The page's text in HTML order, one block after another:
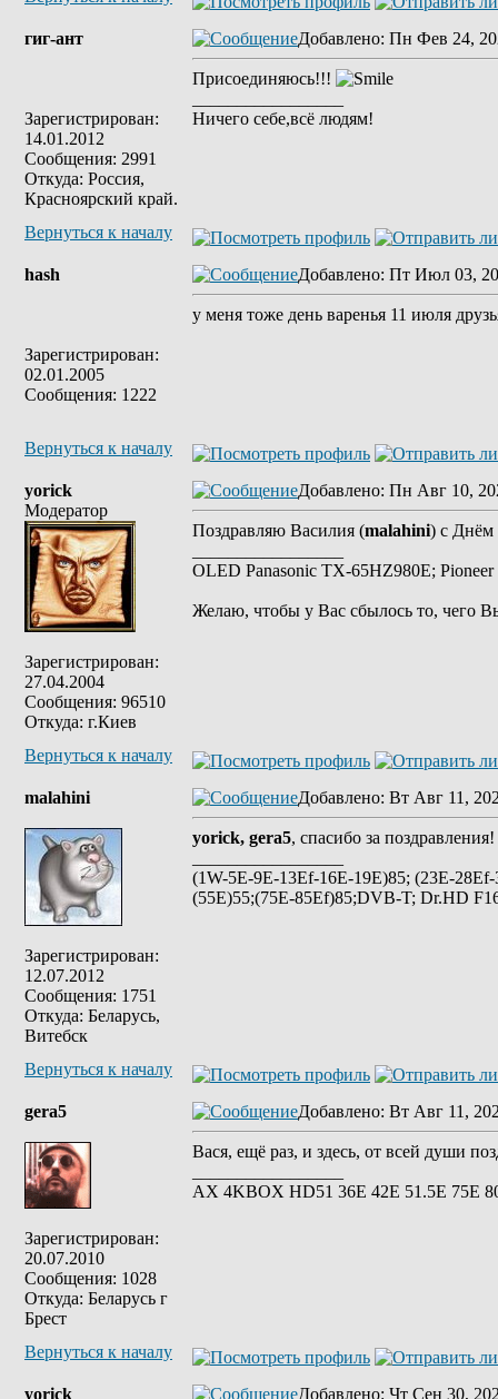
гиг-ант
Зарегистрирован:
14.01.2012
Сообщения: 2991
Откуда: Россия,
Красноярский край.
Добавлено: Пн Фев 24,
Присоединяюсь!!!
Ничего себе,всё людям!
Вернуться к началу
hash
Зарегистрирован:
02.01.2005
Сообщения: 1222
Добавлено: Пт Июл 03,
у меня тоже день варенья 11 июля
Вернуться к началу
yorick
Модератор
Зарегистрирован:
27.04.2004
Сообщения: 96510
Откуда: г.Киев
Добавлено: Пн Авг 10,
Поздравляю Василия (malahini) с Днём
OLED Panasonic TX-65HZ980E;
Желаю, чтобы у Вас сбылось то, чего
Вернуться к началу
malahini
Зарегистрирован:
12.07.2012
Сообщения: 1751
Откуда: Беларусь,
Витебск
Добавлено: Вт Авг 11,
yorick, gera5, спасибо за поздравления!
(1W-5E-9E-13Ef-16E-19E)85; (23E-
(55E)55;(75E-85Ef)85;DVB-T; Dr.HD
Вернуться к началу
gera5
Зарегистрирован:
20.07.2010
Сообщения: 1028
Откуда: Беларусь г
Брест
Добавлено: Вт Авг 11,
Вася, ещё раз, и здесь, от всей души
АХ 4KBOX HD51 36E 42Е 51.5Е 75Е
Вернуться к началу
yorick Добавлено: Чт Сен 30,